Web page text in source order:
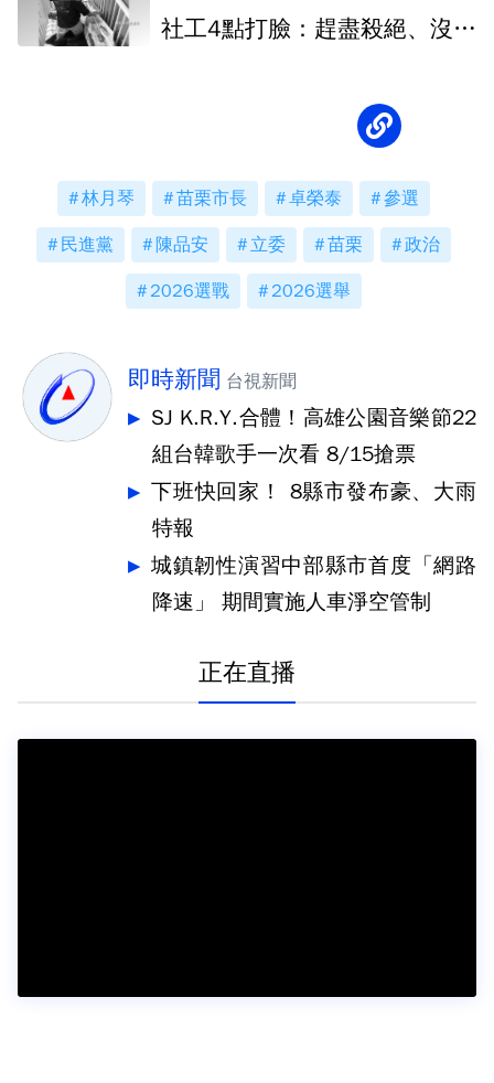
社工4點打臉：趕盡殺絕、沒道
林月琴 苗栗市長 卓榮泰 參選
民進黨 陳品安 立委 苗栗 政治
2026選戰 2026選舉
即時新聞 台視新聞
SJ K.R.Y.合體！高雄公園音樂節22
組台韓歌手一次看 8/15搶票
下班快回家！ 8縣市發布豪、大雨
特報
城鎮韌性演習中部縣市首度「網路
降速」 期間實施人車淨空管制
正在直播